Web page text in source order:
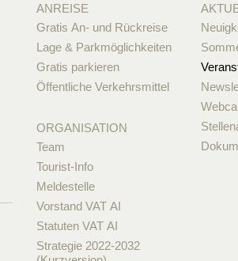
ANREISE
Gratis An- und Rückreise
Lage & Parkmöglichkeiten
Gratis parkieren
Öffentliche Verkehrsmittel
ORGANISATION
Team
Tourist-Info
Meldestelle
Vorstand VAT AI
Statuten VAT AI
Strategie 2022-2032